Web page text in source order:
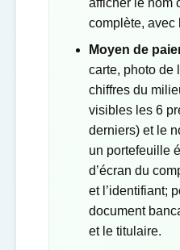
afficher le nom
complète, avec
Moyen de
carte, photo de
chiffres du
visibles les 6
derniers) et le
un portefeuille
d’écran du
et l’identifiant;
document
et le titulaire.